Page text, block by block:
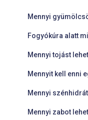
Mennyi
Fogyókúra alatt
Mennyi tojást
Mennyit kell enni
Mennyi
Mennyi zabot